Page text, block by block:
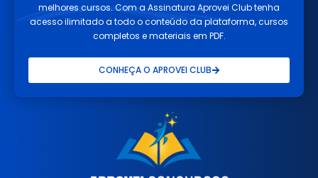
melhores cursos. Com a Assinatura Aprovei Club tenha
acesso ilimitado a todo o conteúdo da plataforma, cursos
completos e materiais em PDF.
CONHEÇA O APROVEI CLUB